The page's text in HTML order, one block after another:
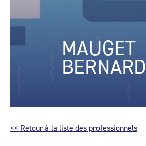
MAUGET
BERNARD
<< Retour à la liste des professionnels